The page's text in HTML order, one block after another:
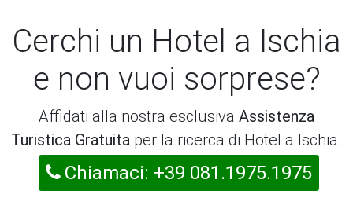
Cerchi un Hotel a Ischia
e non vuoi sorprese?
Affidati alla nostra esclusiva Assistenza
Turistica Gratuita per la ricerca di Hotel a Ischia.
Chiamaci: +39 081.1975.1975